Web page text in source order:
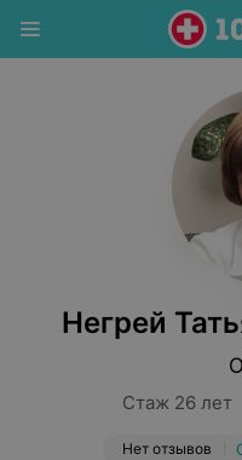
Негрей
Стаж 26 лет
Нет отзывов